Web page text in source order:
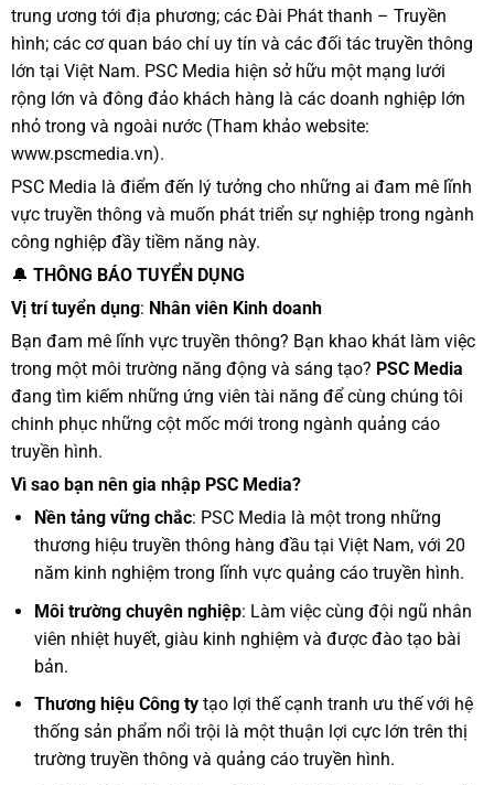
trung ương tới địa phương; các Đài Phát thanh – Truyền
hình; các cơ quan báo chí uy tín và các đối tác truyền thông
lớn tại Việt Nam. PSC Media hiện sở hữu một mạng lưới
rộng lớn và đông đảo khách hàng là các doanh nghiệp lớn
nhỏ trong và ngoài nước (Tham khảo website:
www.pscmedia.vn).
PSC Media là điểm đến lý tưởng cho những ai đam mê lĩnh
vực truyền thông và muốn phát triển sự nghiệp trong ngành
công nghiệp đầy tiềm năng này.
🔔 THÔNG BÁO TUYỂN DỤNG
Vị trí tuyển dụng: Nhân viên Kinh doanh
Bạn đam mê lĩnh vực truyền thông? Bạn khao khát làm việc
trong một môi trường năng động và sáng tạo? PSC Media
đang tìm kiếm những ứng viên tài năng để cùng chúng tôi
chinh phục những cột mốc mới trong ngành quảng cáo
truyền hình.
Vì sao bạn nên gia nhập PSC Media?
Nền tảng vững chắc: PSC Media là một trong những
thương hiệu truyền thông hàng đầu tại Việt Nam, với 20
năm kinh nghiệm trong lĩnh vực quảng cáo truyền hình.
Môi trường chuyên nghiệp: Làm việc cùng đội ngũ nhân
viên nhiệt huyết, giàu kinh nghiệm và được đào tạo bài
bản.
Thương hiệu Công tytạo lợi thế cạnh tranh ưu thế với hệ
thống sản phẩm nổi trội là một thuận lợi cực lớn trên thị
trường truyền thông và quảng cáo truyền hình.